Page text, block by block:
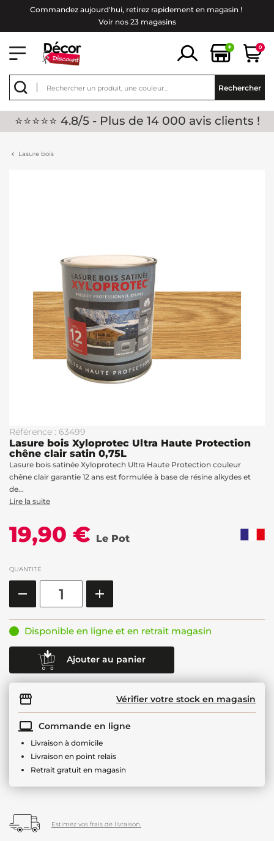
Commandez aujourd'hui, retirez rapidement en magasin !
Voir nos 23 magasins
+ 0
Rechercher
⭐⭐⭐⭐⭐ 4.8/5 - Plus de 14 000 avis clients !
Lasure bois
Référence : 63499
Lasure bois Xyloprotec Ultra Haute Protection
chêne clair satin 0,75L
Lasure bois satinée Xyloprotech Ultra Haute Protection couleur
chêne clair garantie 12 ans est formulée à base de résine alkydes et
de...
Lire la suite
19,90 € Le Pot
QUANTITÉ
Disponible en ligne et en retrait magasin
Ajouter au panier
Vérifier votre stock en magasin
Commande en ligne
Livraison à domicile
Livraison en point relais
Retrait gratuit en magasin
Estimez vos frais de livraison.